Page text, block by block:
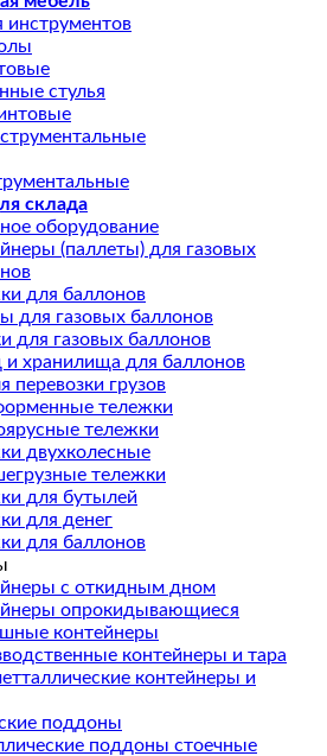
стулья
склада
оборудование
(паллеты) для газовых
для баллонов
для газовых баллонов
для газовых баллонов
и хранилища для баллонов
перевозки грузов
тележки
тележки
двухколесные
тележки
для бутылей
для денег
для баллонов
с откидным дном
опрокидывающиеся
контейнеры
контейнеры и тара
контейнеры и
поддоны
поддоны стоечные